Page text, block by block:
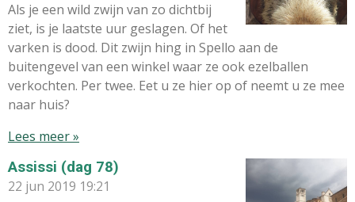
Als je een wild zwijn van zo dichtbij
ziet, is je laatste uur geslagen. Of het
varken is dood. Dit zwijn hing in Spello aan de
buitengevel van een winkel waar ze ook ezelballen
verkochten. Per twee. Eet u ze hier op of neemt u ze mee
naar huis?
Lees meer »
Assissi (dag 78)
22 jun 2019 19:21